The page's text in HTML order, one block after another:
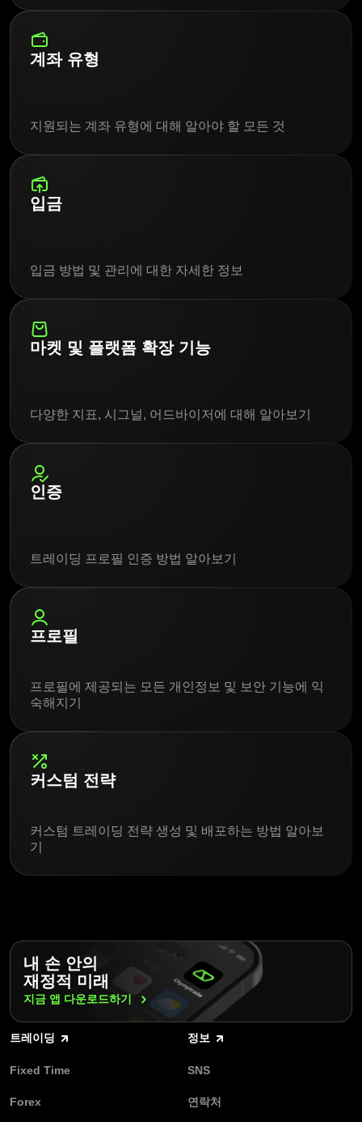
계좌 유형
지원되는 계좌 유형에 대해 알아야 할 모든 것
입금
입금 방법 및 관리에 대한 자세한 정보
마켓 및 플랫폼 확장 기능
다양한 지표, 시그널, 어드바이저에 대해 알아보기
인증
트레이딩 프로필 인증 방법 알아보기
프로필
프로필에 제공되는 모든 개인정보 및 보안 기능에 익
숙해지기
커스텀 전략
커스텀 트레이딩 전략 생성 및 배포하는 방법 알아보
기
내 손 안의
재정적 미래
지금 앱 다운로드하기
트레이딩
Fixed Time
Forex
정보
SNS
연락처